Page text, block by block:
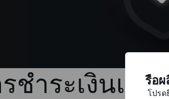
รือ
โปรด
ชำระเงินเส